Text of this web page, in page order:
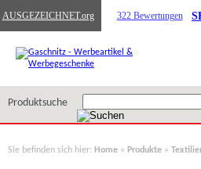
AUSGEZEICHNET.org 322 Bewertungen
Produktsuche
Sie befinden sich hier: Home » Produkte »